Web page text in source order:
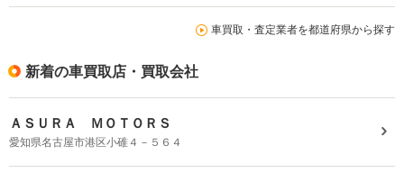
車買取・査定業者を都道府県から探す
新着の車買取店・買取会社
ＡＳＵＲＡ ＭＯＴＯＲＳ
愛知県名古屋市港区小碓４－５６４